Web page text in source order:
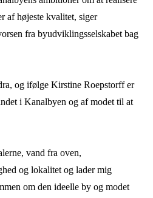
af højeste kvalitet, siger
fra byudviklingsselskabet bag
og ifølge Kirstine Roepstorff er
i Kanalbyen og af modet til at
vand fra oven,
og lokalitet og lader mig
om den ideelle by og modet